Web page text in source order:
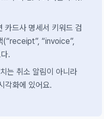
카드사 명세서 키워드 검
(“receipt”, “invoice”,
.
는 취소 알림이 아니라
각화에 있어요.